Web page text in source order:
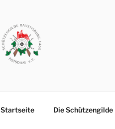
POTSDAM
Startseite Die Schützengilde